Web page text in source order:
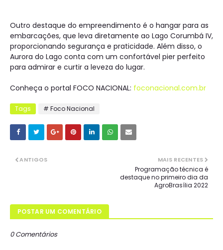
Outro destaque do empreendimento é o hangar para as
embarcações, que leva diretamente ao Lago Corumbá IV,
proporcionando segurança e praticidade. Além disso, o
Aurora do Lago conta com um confortável pier perfeito
para admirar e curtir a leveza do lugar.
Conheça o portal FOCO NACIONAL: foconacional.com.br
Tags # Foco Nacional
MAIS RECENTES
Programação técnica é
destaque no primeiro dia da
AgroBrasília 2022
ANTIGOS
POSTAR UM COMENTÁRIO
0 Comentários